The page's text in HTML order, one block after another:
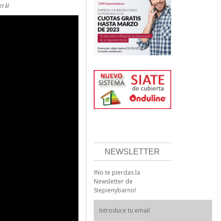
NEWSLETTER
!No te pierdas la
Newsletter de
Stepienybarno!